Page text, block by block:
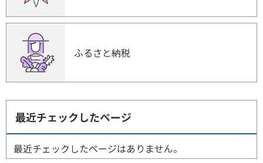
ふるさと納税
最近チェックしたページ
最近チェックしたページはありません。